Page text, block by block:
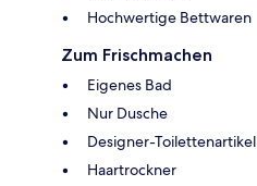
Hochwertige Bettwaren
Zum Frischmachen
Eigenes Bad
Nur Dusche
Designer-Toilettenartikel
Haartrockner